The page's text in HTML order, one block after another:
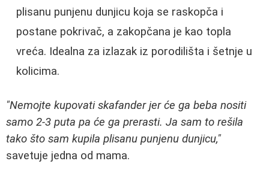
plisanu punjenu dunjicu koja se raskopča i
postane pokrivač, a zakopčana je kao topla
vreća. Idealna za izlazak iz porodilišta i šetnje u
kolicima.
"Nemojte kupovati skafander jer će ga beba nositi
samo 2-3 puta pa će ga prerasti. Ja sam to rešila
tako što sam kupila plisanu punjenu dunjicu,"
savetuje jedna od mama.